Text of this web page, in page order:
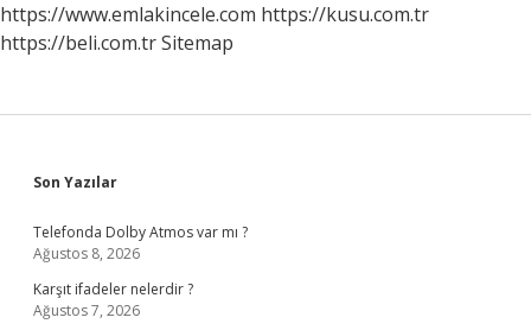
https://www.emlakincele.com https://kusu.com.tr
https://beli.com.trSitemap
Sidebar
Son Yazılar
Telefonda Dolby Atmos var mı ?
Ağustos 8, 2026
Karşıt ifadeler nelerdir ?
Ağustos 7, 2026